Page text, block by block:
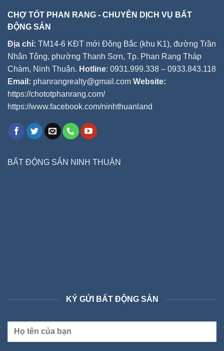
CHỢ TỐT PHAN RANG - CHUYÊN DỊCH VỤ BẤT
ĐỘNG SẢN
Địa chỉ: TM14-6 KĐT mới Đông Bắc (khu K1), đường Trần
Nhân Tông, phường Thanh Sơn, Tp. Phan Rang Tháp
Chàm, Ninh Thuận. Hotline: 0931.999.338 – 0933.843.118
Email: phanrangrealty@gmail.com Website:
https://chototphanrang.com/
https://www.facebook.com/ninhthuanland
BẤT ĐỘNG SẢN NINH THUẬN
KÝ GỬI BẤT ĐỘNG SẢN